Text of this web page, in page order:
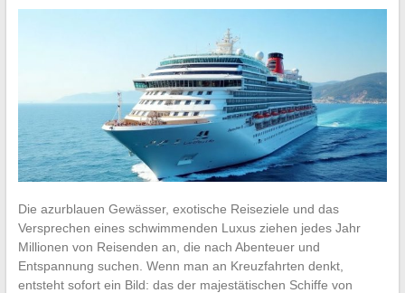
Die azurblauen Gewässer, exotische Reiseziele und das
Versprechen eines schwimmenden Luxus ziehen jedes Jahr
Millionen von Reisenden an, die nach Abenteuer und
Entspannung suchen. Wenn man an Kreuzfahrten denkt,
entsteht sofort ein Bild: das der majestätischen Schiffe von